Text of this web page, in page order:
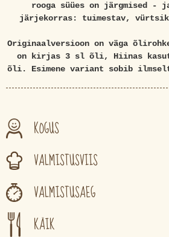
rooga süües on järgmised
järjekorras: tuimestav,
Originaalversioon on väga
on kirjas 3 sl õli, Hiinas
õli. Esimene variant sobib ilmselt
KOGUS
VALMISTUSVIIS
VALMISTUSAEG
KÄIK